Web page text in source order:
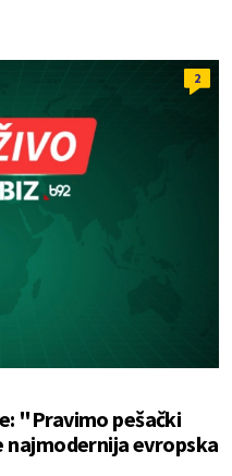
2
"Pravimo pešački
evropska